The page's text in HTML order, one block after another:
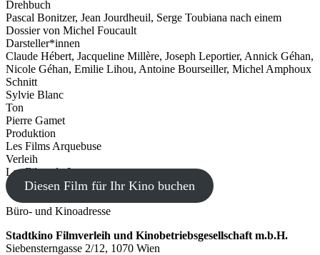
Drehbuch
Pascal Bonitzer, Jean Jourdheuil, Serge Toubiana nach einem
Dossier von Michel Foucault
Darsteller*innen
Claude Hébert, Jacqueline Millère, Joseph Leportier, Annick Géhan,
Nicole Géhan, Emilie Lihou, Antoine Bourseiller, Michel Amphoux
Schnitt
Sylvie Blanc
Ton
Pierre Gamet
Produktion
Les Films Arquebuse
Verleih
Les Films du Losange
Diesen Film für Ihr Kino buchen
Büro- und Kinoadresse
Stadtkino Filmverleih und Kinobetriebsgesellschaft m.b.H.
Siebensterngasse 2/12, 1070 Wien